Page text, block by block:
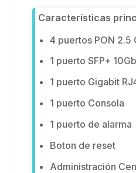
Características
4 puertos PON 2.5
1 puerto SFP+
1 puerto Gigabit
1 puerto Consola
1 puerto de alarma
Boton de reset
Administración